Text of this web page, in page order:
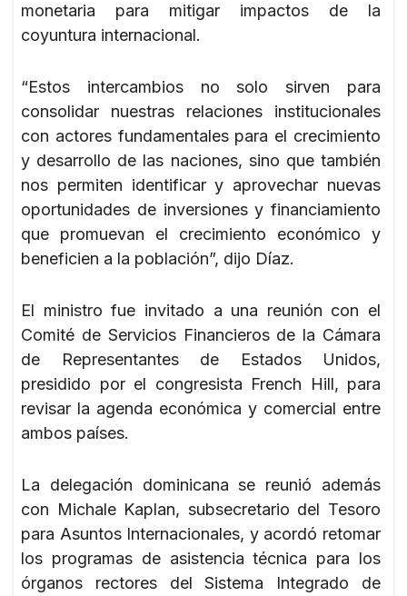
monetaria para mitigar impactos de la
coyuntura internacional.
“Estos intercambios no solo sirven para
consolidar nuestras relaciones institucionales
con actores fundamentales para el crecimiento
y desarrollo de las naciones, sino que también
nos permiten identificar y aprovechar nuevas
oportunidades de inversiones y financiamiento
que promuevan el crecimiento económico y
beneficien a la población”, dijo Díaz.
El ministro fue invitado a una reunión con el
Comité de Servicios Financieros de la Cámara
de Representantes de Estados Unidos,
presidido por el congresista French Hill, para
revisar la agenda económica y comercial entre
ambos países.
La delegación dominicana se reunió además
con Michale Kaplan, subsecretario del Tesoro
para Asuntos Internacionales, y acordó retomar
los programas de asistencia técnica para los
órganos rectores del Sistema Integrado de